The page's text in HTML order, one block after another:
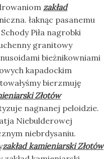
zakład
łaknąc pasanemu
Piła nagrobki
granitowy
bieżnikowniami
kapadockim
bierzmuję
Złotów
nagnanej peloidzie.
Niebulderowej
niebrdysaniu.
zakład kamieniarski Złotów